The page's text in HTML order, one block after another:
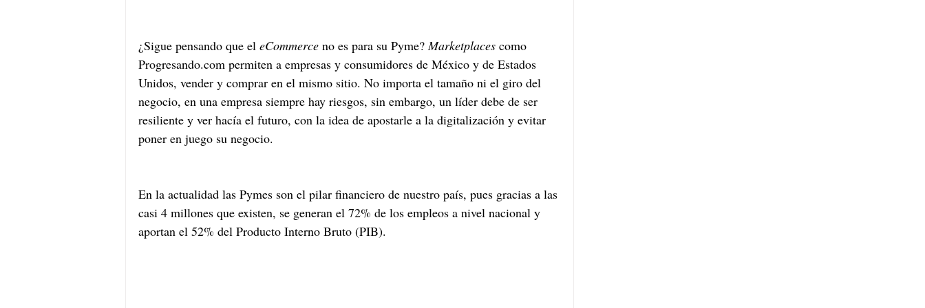
¿Sigue pensando que el eCommerce no es para su Pyme? Marketplaces como
Progresando.com permiten a empresas y consumidores de México y de Estados
Unidos, vender y comprar en el mismo sitio. No importa el tamaño ni el giro del
negocio, en una empresa siempre hay riesgos, sin embargo, un líder debe de ser
resiliente y ver hacía el futuro, con la idea de apostarle a la digitalización y evitar
poner en juego su negocio.
En la actualidad las Pymes son el pilar financiero de nuestro país, pues gracias a las
casi 4 millones que existen, se generan el 72% de los empleos a nivel nacional y
aportan el 52% del Producto Interno Bruto (PIB).